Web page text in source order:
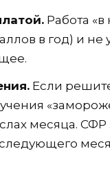
Работа
в год) и не
Если
месяца. СФР